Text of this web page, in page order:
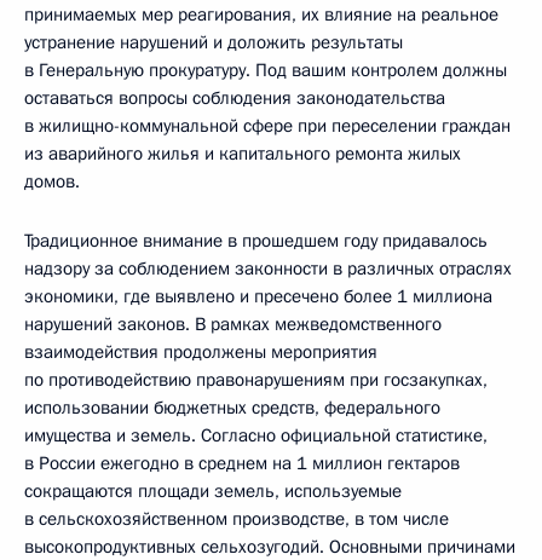
принимаемых мер реагирования, их влияние на реальное
устранение нарушений и доложить результаты
в Генеральную прокуратуру. Под вашим контролем должны
оставаться вопросы соблюдения законодательства
в жилищно-коммунальной сфере при переселении граждан
из аварийного жилья и капитального ремонта жилых
домов.
Традиционное внимание в прошедшем году придавалось
надзору за соблюдением законности в различных отраслях
экономики, где выявлено и пресечено более 1 миллиона
нарушений законов. В рамках межведомственного
взаимодействия продолжены мероприятия
по противодействию правонарушениям при госзакупках,
использовании бюджетных средств, федерального
имущества и земель. Согласно официальной статистике,
в России ежегодно в среднем на 1 миллион гектаров
сокращаются площади земель, используемые
в сельскохозяйственном производстве, в том числе
высокопродуктивных сельхозугодий. Основными причинами